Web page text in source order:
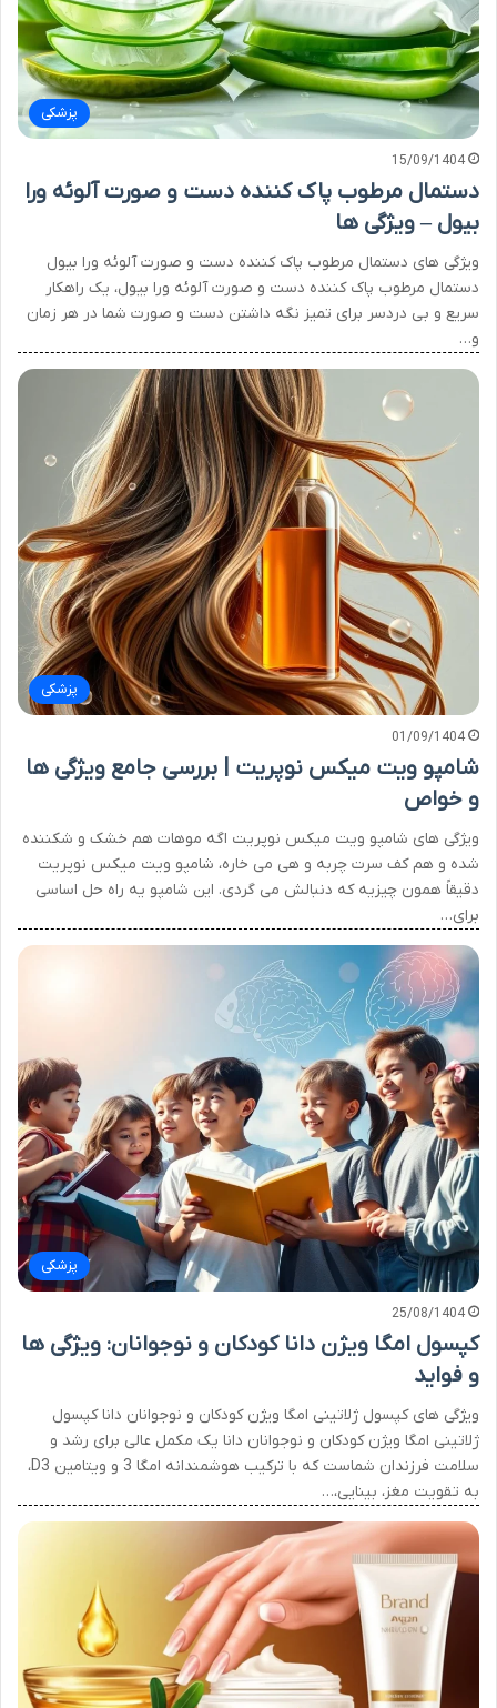
پزشکی
15/09/1404
دستمال مرطوب پاک کننده دست و صورت آلوئه ورا
بیول – ویژگی ها
ویژگی های دستمال مرطوب پاک کننده دست و صورت آلوئه ورا بیول
دستمال مرطوب پاک کننده دست و صورت آلوئه ورا بیول، یک راهکار
سریع و بی دردسر برای تمیز نگه داشتن دست و صورت شما در هر زمان
و…
پزشکی
01/09/1404
شامپو ویت میکس نوپریت | بررسی جامع ویژگی ها
و خواص
ویژگی های شامپو ویت میکس نوپریت اگه موهات هم خشک و شکننده
شده و هم کف سرت چربه و هی می خاره، شامپو ویت میکس نوپریت
دقیقاً همون چیزیه که دنبالش می گردی. این شامپو یه راه حل اساسی
برای…
پزشکی
25/08/1404
کپسول امگا ویژن دانا کودکان و نوجوانان: ویژگی ها
و فواید
ویژگی های کپسول ژلاتینی امگا ویژن کودکان و نوجوانان دانا کپسول
ژلاتینی امگا ویژن کودکان و نوجوانان دانا یک مکمل عالی برای رشد و
سلامت فرزندان شماست که با ترکیب هوشمندانه امگا 3 و ویتامین D3،
به تقویت مغز، بینایی،…